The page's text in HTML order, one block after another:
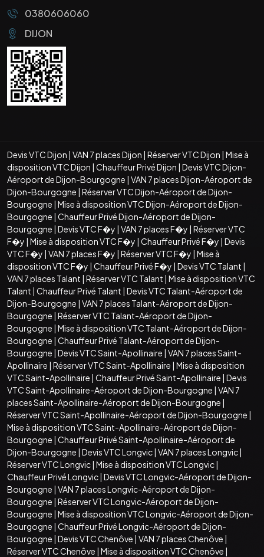
0380606060
DIJON
Devis VTC Dijon | VAN 7 places Dijon | Réserver VTC Dijon | Mise à
disposition VTC Dijon | Chauffeur Privé Dijon | Devis VTC Dijon-
Aéroport de Dijon-Bourgogne | VAN 7 places Dijon-Aéroport de
Dijon-Bourgogne | Réserver VTC Dijon-Aéroport de Dijon-
Bourgogne | Mise à disposition VTC Dijon-Aéroport de Dijon-
Bourgogne | Chauffeur Privé Dijon-Aéroport de Dijon-
Bourgogne | Devis VTC F�y | VAN 7 places F�y | Réserver VTC
F�y | Mise à disposition VTC F�y | Chauffeur Privé F�y | Devis
VTC F�y | VAN 7 places F�y | Réserver VTC F�y | Mise à
disposition VTC F�y | Chauffeur Privé F�y | Devis VTC Talant |
VAN 7 places Talant | Réserver VTC Talant | Mise à disposition VTC
Talant | Chauffeur Privé Talant | Devis VTC Talant-Aéroport de
Dijon-Bourgogne | VAN 7 places Talant-Aéroport de Dijon-
Bourgogne | Réserver VTC Talant-Aéroport de Dijon-
Bourgogne | Mise à disposition VTC Talant-Aéroport de Dijon-
Bourgogne | Chauffeur Privé Talant-Aéroport de Dijon-
Bourgogne | Devis VTC Saint-Apollinaire | VAN 7 places Saint-
Apollinaire | Réserver VTC Saint-Apollinaire | Mise à disposition
VTC Saint-Apollinaire | Chauffeur Privé Saint-Apollinaire | Devis
VTC Saint-Apollinaire-Aéroport de Dijon-Bourgogne | VAN 7
places Saint-Apollinaire-Aéroport de Dijon-Bourgogne |
Réserver VTC Saint-Apollinaire-Aéroport de Dijon-Bourgogne |
Mise à disposition VTC Saint-Apollinaire-Aéroport de Dijon-
Bourgogne | Chauffeur Privé Saint-Apollinaire-Aéroport de
Dijon-Bourgogne | Devis VTC Longvic| VAN 7 places Longvic|
Réserver VTC Longvic| Mise à disposition VTC Longvic|
Chauffeur Privé Longvic| Devis VTC Longvic-Aéroport de Dijon-
Bourgogne | VAN 7 places Longvic-Aéroport de Dijon-
Bourgogne | Réserver VTC Longvic-Aéroport de Dijon-
Bourgogne | Mise à disposition VTC Longvic-Aéroport de Dijon-
Bourgogne | Chauffeur Privé Longvic-Aéroport de Dijon-
Bourgogne | Devis VTC Chenôve | VAN 7 places Chenôve |
Réserver VTC Chenôve | Mise à disposition VTC Chenôve |